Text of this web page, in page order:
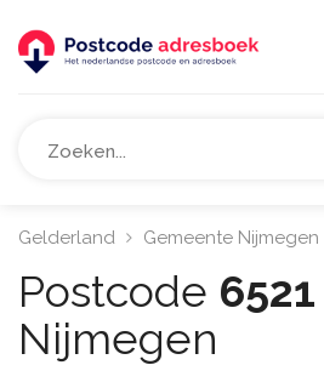
Gelderland Gemeente Nijmegen
Postcode 6521
Nijmegen